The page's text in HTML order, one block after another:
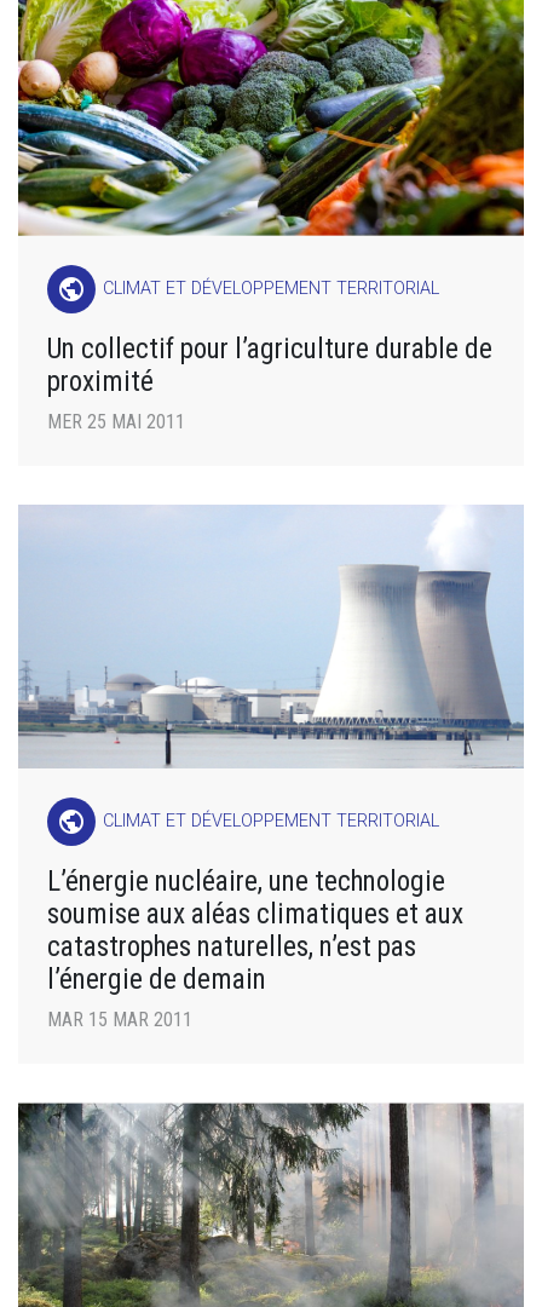
public CLIMAT ET DÉVELOPPEMENT TERRITORIAL
Un collectif pour l’agriculture durable de
proximité
MER 25 MAI 2011
public CLIMAT ET DÉVELOPPEMENT TERRITORIAL
L’énergie nucléaire, une technologie
soumise aux aléas climatiques et aux
catastrophes naturelles, n’est pas
l’énergie de demain
MAR 15 MAR 2011